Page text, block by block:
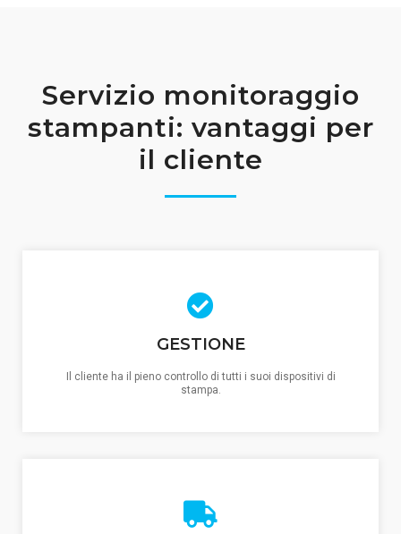
Servizio monitoraggio
stampanti: vantaggi per
il cliente
GESTIONE
Il cliente ha il pieno controllo di tutti i suoi dispositivi di
stampa.